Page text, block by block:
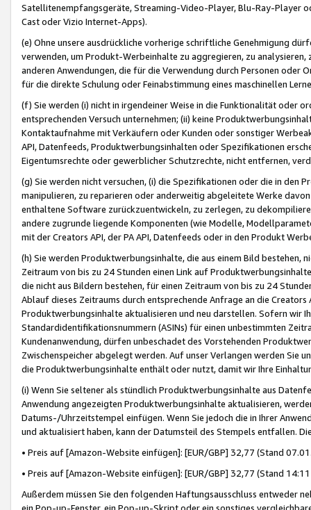
Satellitenempfangsgeräte, Streaming-Video-Player, Blu-Ray-Player
Cast oder Vizio Internet-Apps).
(e) Ohne unsere ausdrückliche vorherige schriftliche Genehmigung
verwenden, um Produkt-Werbeinhalte zu aggregieren, zu
anderen Anwendungen, die für die Verwendung durch Personen
für die direkte Schulung oder Feinabstimmung eines maschinellen
(f) Sie werden (i) nicht in irgendeiner Weise in die Funktionalität oder
entsprechenden Versuch unternehmen; (ii) keine
Kontaktaufnahme mit Verkäufern oder Kunden oder sonstiger
API, Datenfeeds, Produktwerbungsinhalten oder Spezifikationen
Eigentumsrechte oder gewerblicher Schutzrechte, nicht entfernen,
(g) Sie werden nicht versuchen, (i) die Spezifikationen oder die in
manipulieren, zu reparieren oder anderweitig abgeleitete Werke
enthaltene Software zurückzuentwickeln, zu zerlegen, zu
andere zugrunde liegende Komponenten (wie Modelle,
mit der Creators API, der PA API, Datenfeeds oder in den Produkt
(h) Sie werden Produktwerbungsinhalte, die aus einem Bild bestehen,
Zeitraum von bis zu 24 Stunden einen Link auf
die nicht aus Bildern bestehen, für einen Zeitraum von bis zu 24
Ablauf dieses Zeitraums durch entsprechende Anfrage an die
Produktwerbungsinhalte aktualisieren und neu darstellen. Sofern wir
Standardidentifikationsnummern (ASINs) für einen unbestimmten
Kundenanwendung, dürfen unbeschadet des Vorstehenden
Zwischenspeicher abgelegt werden. Auf unser Verlangen werden Sie
die Produktwerbungsinhalte enthält oder nutzt, damit wir Ihre
(i) Wenn Sie seltener als stündlich Produktwerbungsinhalte aus
Anwendung angezeigten Produktwerbungsinhalte aktualisieren,
Datums-/Uhrzeitstempel einfügen. Wenn Sie jedoch die in Ihrer
und aktualisiert haben, kann der Datumsteil des Stempels entfallen.
• Preis auf [Amazon-Website einfügen]: [EUR/GBP] 32,77 (Stand
• Preis auf [Amazon-Website einfügen]: [EUR/GBP] 32,77 (Stand
Außerdem müssen Sie den folgenden Haftungsausschluss entweder
ein Pop-up-Fenster, ein Pop-up-Skript oder ein sonstiges